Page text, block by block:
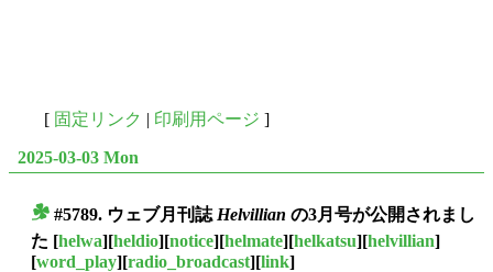
[ 固定リンク | 印刷用ページ ]
2025-03-03 Mon
#5789. ウェブ月刊誌 Helvillian の3月号が公開されまし
た [helwa][heldio][notice][helmate][helkatsu][helvillian]
[word_play][radio_broadcast][link]